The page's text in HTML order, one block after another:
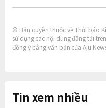
© Bản quyền thuộc về Thời báo
sử dụng các nội dung đăng tải
đồng ý bằng văn bản của Aju
Tin xem nhiều